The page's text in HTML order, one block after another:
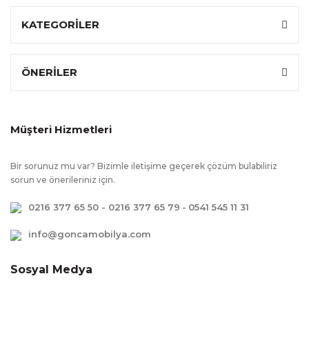
KATEGORİLER
ÖNERİLER
Müşteri Hizmetleri
Bir sorunuz mu var? Bizimle iletişime geçerek çözüm bulabiliriz
sorun ve önerileriniz için.
0216 377 65 50 - 0216 377 65 79 - 0541 545 11 31
info@goncamobilya.com
Sosyal Medya